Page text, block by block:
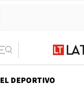
EL DEPORTIVO